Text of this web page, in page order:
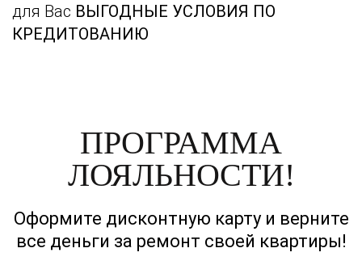
для Вас ВЫГОДНЫЕ УСЛОВИЯ ПО
КРЕДИТОВАНИЮ
ПРОГРАММА
ЛОЯЛЬНОСТИ!
Оформите дисконтную карту и верните
все деньги за ремонт своей квартиры!